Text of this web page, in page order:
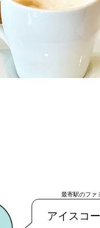
最寄駅のファ
アイスコ